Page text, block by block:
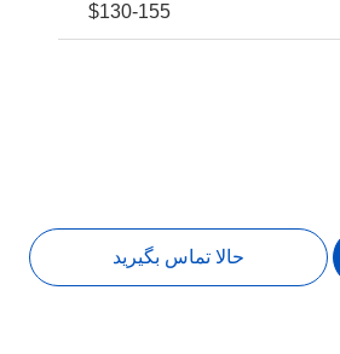
$130-155
حالا تماس بگیرید